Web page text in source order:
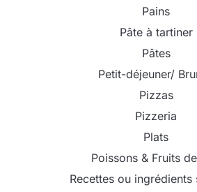
Pains
Pâte à tartiner
Pâtes
Petit-déjeuner/
Pizzas
Pizzeria
Plats
Poissons & Fruits
Recettes ou ingrédients